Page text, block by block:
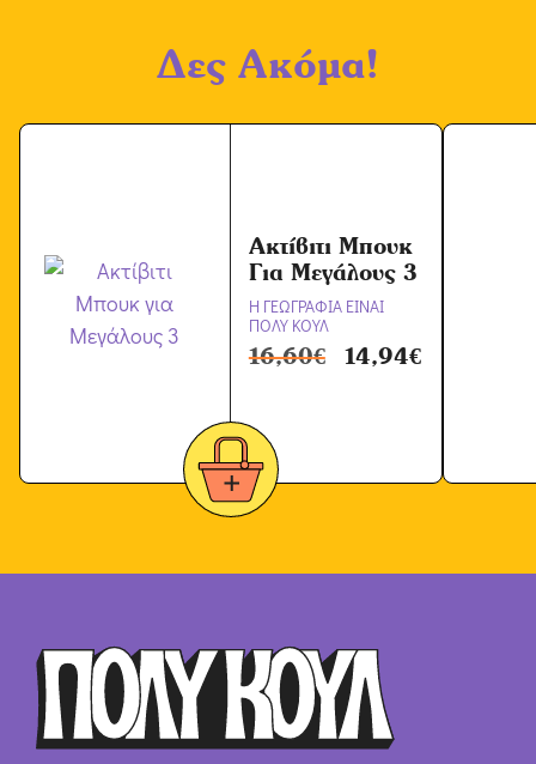
Δες Ακόμα!
Ακτίβιτι Μπουκ
Για Μεγάλους 3
Η ΓΕΩΓΡΑΦΙΑ ΕΙΝΑΙ
ΠΟΛΥ ΚΟΥΛ
16,60€ 14,94€